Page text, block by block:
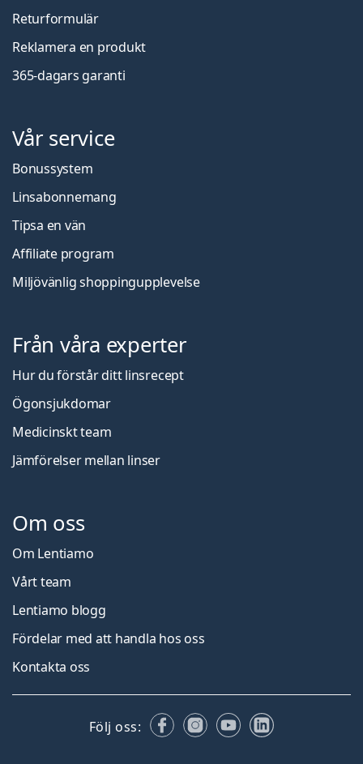
Returformulär
Reklamera en produkt
365-dagars garanti
Vår service
Bonussystem
Linsabonnemang
Tipsa en vän
Affiliate program
Miljövänlig shoppingupplevelse
Från våra experter
Hur du förstår ditt linsrecept
Ögonsjukdomar
Medicinskt team
Jämförelser mellan linser
Om oss
Om Lentiamo
Vårt team
Lentiamo blogg
Fördelar med att handla hos oss
Kontakta oss
Följ oss: FacebookInstagram
YouTubeLinkedIn